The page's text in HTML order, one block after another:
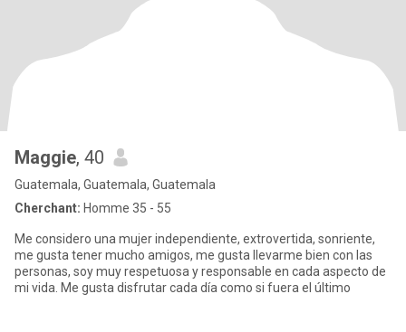
Maggie, 40
Guatemala, Guatemala, Guatemala
Cherchant: Homme 35 - 55
Me considero una mujer independiente, extrovertida, sonriente,
me gusta tener mucho amigos, me gusta llevarme bien con las
personas, soy muy respetuosa y responsable en cada aspecto de
mi vida. Me gusta disfrutar cada día como si fuera el último